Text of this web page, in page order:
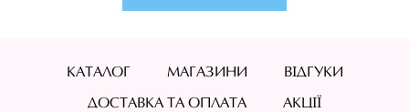
КАТАЛОГ МАГАЗИНИ ВІДГУКИ
ДОСТАВКА ТА ОПЛАТА АКЦІЇ